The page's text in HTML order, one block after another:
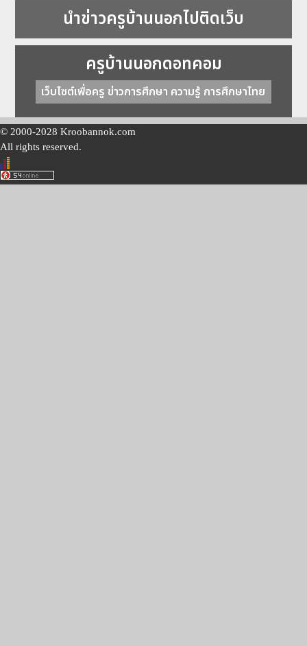
นำข่าวครูบ้านนอกไปติดเว็บ
ครูบ้านนอกดอทคอม
เว็บไซต์เพื่อครู ข่าวการศึกษา ความรู้ การศึกษาไทย
© 2000-2028 Kroobannok.com
All rights reserved.